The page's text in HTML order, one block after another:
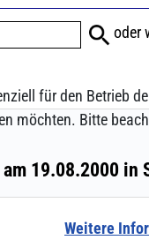
für den Betrieb
möchten. Bitte
Weitere